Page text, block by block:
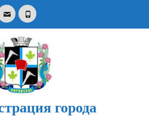
EmailPhone
города